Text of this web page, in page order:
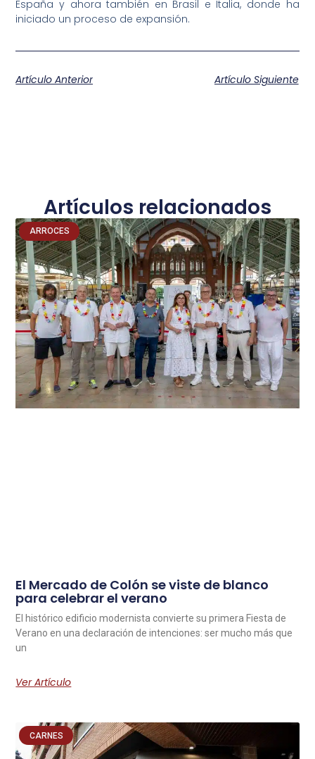
España y ahora también en Brasil e Italia, donde ha
iniciado un proceso de expansión.
Artículo Anterior Artículo Siguiente
Artículos relacionados
ARROCES
El Mercado de Colón se viste de blanco
para celebrar el verano
El histórico edificio modernista convierte su primera Fiesta de
Verano en una declaración de intenciones: ser mucho más que
un
Ver Artículo
CARNES